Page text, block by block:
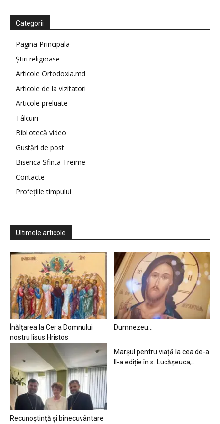
Categorii
Pagina Principala
Știri religioase
Articole Ortodoxia.md
Articole de la vizitatori
Articole preluate
Tâlcuiri
Bibliotecă video
Gustări de post
Biserica Sfinta Treime
Contacte
Profețiile timpului
Ultimele articole
Înălțarea la Cer a Domnului
nostru Iisus Hristos
Dumnezeu…
Recunoștință și binecuvântare
Marșul pentru viață la cea de-a
II-a ediție în s. Lucășeuca,...